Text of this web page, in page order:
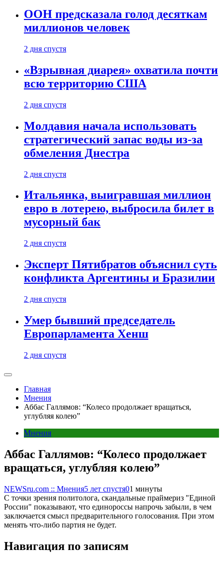
ООН предсказала голод десяткам
миллионов человек
2 дня спустя
«Взрывная диарея» охватила почти
всю территорию США
2 дня спустя
Молдавия начала использовать
стратегический запас воды из-за
обмеления Днестра
2 дня спустя
Итальянка, выигравшая миллион
евро в лотерею, выбросила билет в
мусорный бак
2 дня спустя
Эксперт Пятибратов объяснил суть
конфликта Аргентины и Бразилии
2 дня спустя
Умер бывший председатель
Европарламента Хенш
2 дня спустя
Главная
Мнения
Аббас Галлямов: “Колесо продолжает вращаться,
углубляя колею”
Мнения
Аббас Галлямов: “Колесо продолжает
вращаться, углубляя колею”
NEWSru.com :: Мнения5 лет спустя01 минуты
С точки зрения политолога, скандальные праймериз "Единой
России" показывают, что единороссы напрочь забыли, в чем
заключается смысл предварительного голосования. При этом
менять что-либо партия не будет.
Навигация по записям